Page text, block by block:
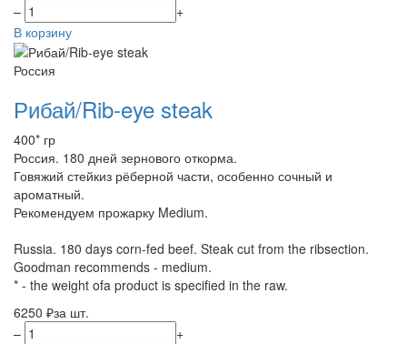
–
+
В корзину
Россия
Рибай/Rib-eye steak
400* гр
Россия. 180 дней зернового откорма.
Говяжий стейкиз рёберной части, особенно сочный и
ароматный.
Рекомендуем прожарку Medium.
Russia. 180 days corn-fed beef. Steak cut from the ribsection.
Goodman recommends - medium.
* - the weight ofa product is specified in the raw.
6250 ₽за шт.
–
+